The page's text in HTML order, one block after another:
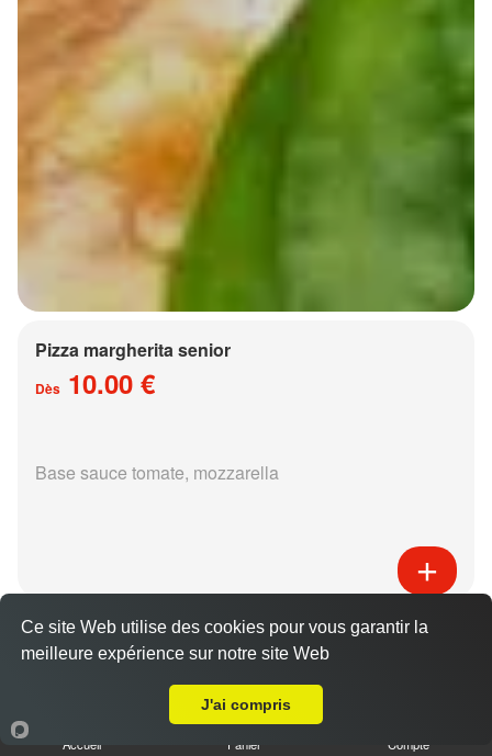
Pizza margherita senior
Dès 10.00 €
Base sauce tomate, mozzarella
Pizza régina senior
Dès15.00 €
Base sauce tomate, mozzarella, jambon,
Accueil Panier Compte
Ce site Web utilise des cookies pour vous garantir la
meilleure expérience sur notre site Web
J'ai compris